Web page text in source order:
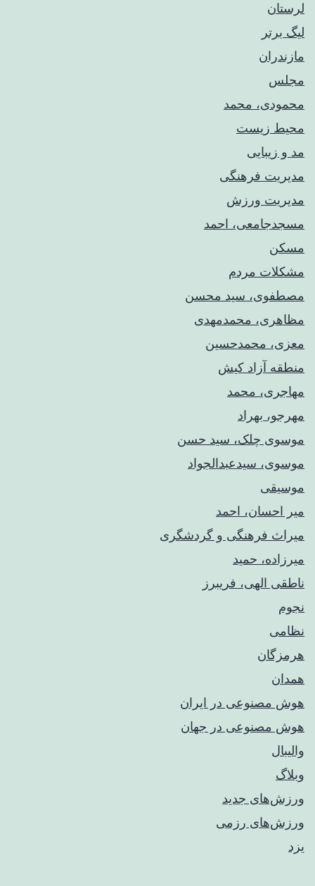
لرستان
لیگ برتر
مازندران
مجلس
محمودی، محمد
محیط زیست
مد و زیبایی
مدیریت فرهنگی
مدیریت ورزش
مسجدجامعی، احمد
مسکن
مشکلات مردم
مصطفوی، سید محسن
مظاهری، محمدمهدی
معزی، محمدحسین
منطقه آزاد کیش
مهاجری، محمد
مهرجو، بهراد
موسوی چلک، سید حسن
موسوی، سیدعبدالجواد
موسیقی
میر احسان، احمد
میراث فرهنگی و گردشگری
میرزاده، حمید
ناطقی الهی، فریبرز
نجوم
نظامی
هرمزگان
همدان
هوش مصنوعی در ایران
هوش مصنوعی در جهان
والیبال
وبلاگ
ورزش‌های جدید
ورزش‌های رزمی
یزد